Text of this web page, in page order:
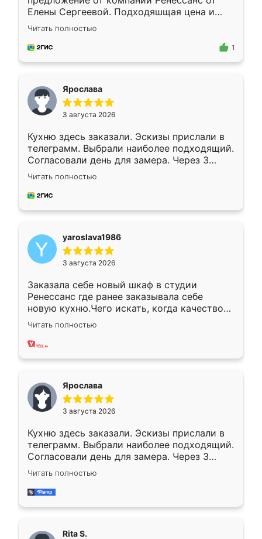
Елены Сергеевой. Подходяшщая цена и
короткие сроки изготовления. Приехавший
для замера сотрудник Владислав
предложил по моему эскизу самый
Читать полностью
1
Ярослава
3 августа 2026
Кухню здесь заказали. Эскизы прислали в
телеграмм. Выбрали наиболее подходящий.
Согласовали день для замера. Через 3
недели кухня была уже готова. Остались
довольны работой. Спасибо Ренессанс
мебель за качественную работу!
Читать полностью
yaroslava1986
3 августа 2026
Заказала себе новый шкаф в студии
Ренессанс где ранее заказывала себе
новую кухню.Чего искать, когда качеством
вполне довольна. Служит кухня уже почти
два года, нареканий нет.
Читать полностью
Ярослава
3 августа 2026
Кухню здесь заказали. Эскизы прислали в
телеграмм. Выбрали наиболее подходящий.
Согласовали день для замера. Через 3
недели кухня была уже готова. Остались
довольны работой. Спасибо Ренессанс
мебель за качественную работу!
Читать полностью
Rita S.